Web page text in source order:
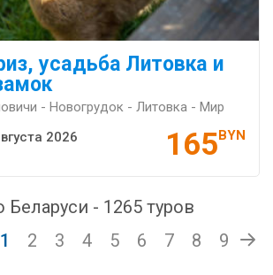
усадьба Литовка и
- Новогрудок - Литовка - Мир
165BYN
2026
Беларуси - 1265 туров
1
2 3 4 5 6 7 8 9